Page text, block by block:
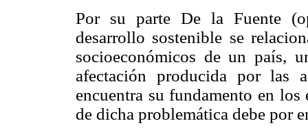
Por su parte De la Fuente
desarrollo sostenible se
socioeconómicos de un país,
afectación producida por las
encuentra su fundamento en
de dicha problemática debe por